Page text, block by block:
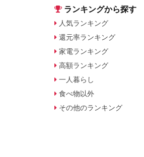
ランキングから探す
人気ランキング
還元率ランキング
家電ランキング
高額ランキング
一人暮らし
食べ物以外
その他のランキング